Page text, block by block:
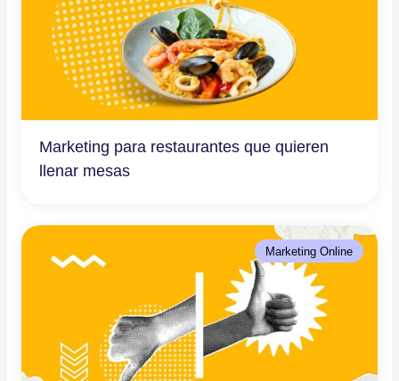
Marketing para restaurantes que quieren
llenar mesas
Marketing Online